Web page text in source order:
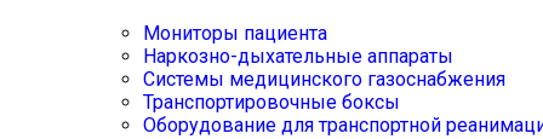
Мониторы пациента
Наркозно-дыхательные аппараты
Системы медицинского газоснабжения
Транспортировочные боксы
Оборудование для транспортной